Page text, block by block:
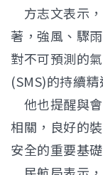
方志文表示
著，強風、驟
對不可預測的
(SMS)的持續
他也提醒與
相關，良好的
安全的重要基礎